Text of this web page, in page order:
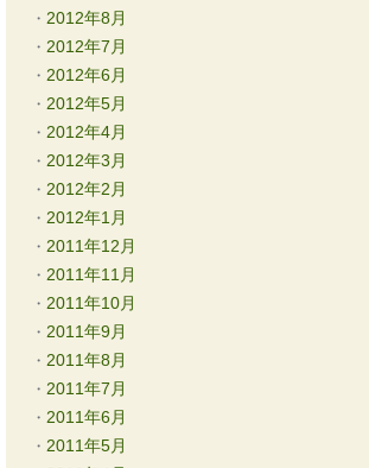
2012年8月
2012年7月
2012年6月
2012年5月
2012年4月
2012年3月
2012年2月
2012年1月
2011年12月
2011年11月
2011年10月
2011年9月
2011年8月
2011年7月
2011年6月
2011年5月